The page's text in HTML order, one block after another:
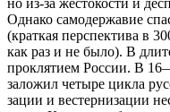
но из-за жестокости и
Однако са­модержавие
(краткая перспектива в
как раз и не было). В
проклятием России. В
заложил четыре цикла
зации и вестернизации